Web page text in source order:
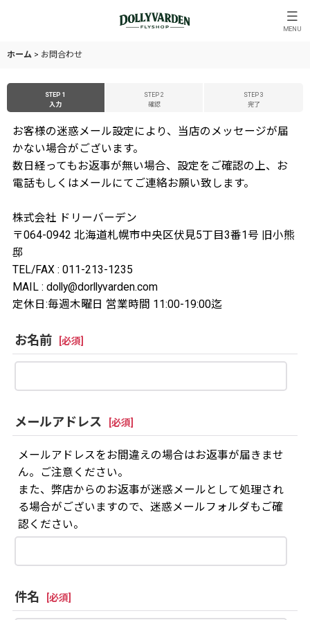
MENU
ホーム > お問合わせ
STEP 1
入力
STEP 2
確認
STEP 3
完了
お客様の迷惑メール設定により、当店のメッセージが届
かない場合がございます。
数日経ってもお返事が無い場合、設定をご確認の上、お
電話もしくはメールにてご連絡お願い致します。
株式会社 ドリーバーデン
〒064-0942 北海道札幌市中央区伏見5丁目3番1号 旧小熊
邸
TEL/FAX : 011-213-1235
MAIL : dolly@dorllyvarden.com
定休日:毎週木曜日 営業時間 11:00-19:00迄
お名前 必須
メールアドレス 必須
メールアドレスをお間違えの場合はお返事が届きませ
ん。ご注意ください。
また、弊店からのお返事が迷惑メールとして処理され
る場合がございますので、迷惑メールフォルダもご確
認ください。
件名 必須